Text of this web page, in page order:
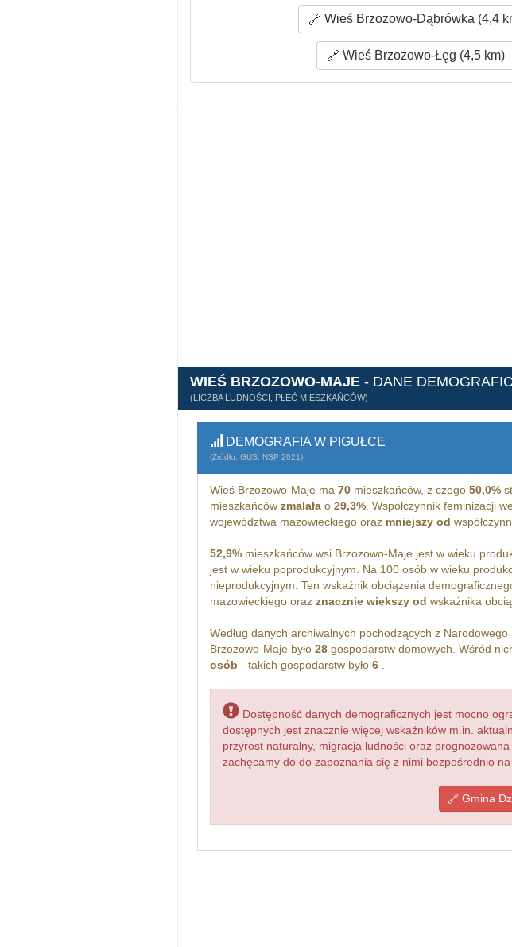
Wieś Brzozowo-Dąbrówka (4,4
Wieś Brzozowo-Łęg (4,5 km)
WIEŚ BRZOZOWO-MAJE - DANE
(LICZBA LUDNOŚCI, PŁEĆ MIESZKAŃCÓW)
DEMOGRAFIA W PIGUŁCE
(Źródło: GUS, NSP 2021)
Wieś Brzozowo-Maje ma 70mieszkańców, z czego 50,0%
mieszkańców zmalałao 29,3%. Współczynnik feminizacji
województwa mazowieckiego oraz mniejszy od
52,9%mieszkańców wsi Brzozowo-Maje jest w wieku
jest w wieku poprodukcyjnym. Na 100 osób w wieku
nieprodukcyjnym. Ten wskaźnik obciążenia
mazowieckiego oraz znacznie większy od wskażnika
Według danych archiwalnych pochodzących z
Brzozowo-Maje było 28gospodarstw domowych. Wśród
osób - takich gospodarstw było 6.
Dostępność danych demograficznych jest mocno
dostępnych jest znacznie więcej wskaźników m.in.
przyrost naturalny, migracja ludności oraz
zachęcamy do do zapoznania się z nimi bezpośrednio
Gmina